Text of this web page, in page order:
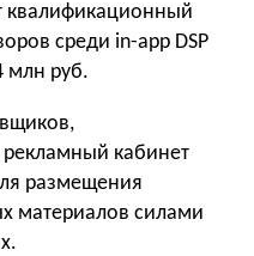
квалификационный
среди in-app DSP
млн руб.
кабинет
размещения
материалов силами